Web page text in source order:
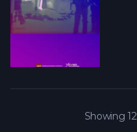
Showing